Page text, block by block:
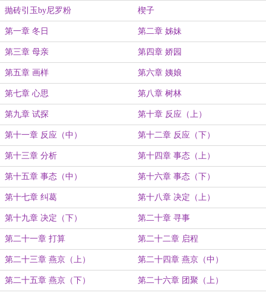
抛砖引玉by尼罗粉 楔子
第一章 冬日 第二章 姊妹
第三章 母亲 第四章 娇园
第五章 画样 第六章 姨娘
第七章 心思 第八章 树林
第九章 试探 第十章 反应（上）
第十一章 反应（中） 第十二章 反应（下）
第十三章 分析 第十四章 事态（上）
第十五章 事态（中） 第十六章 事态（下）
第十七章 纠葛 第十八章 决定（上）
第十九章 决定（下） 第二十章 寻事
第二十一章 打算 第二十二章 启程
第二十三章 燕京（上） 第二十四章 燕京（中）
第二十五章 燕京（下） 第二十六章 团聚（上）